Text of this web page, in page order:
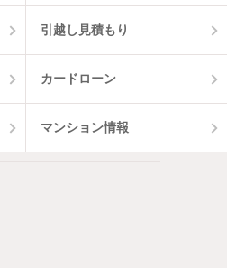
引越し見積もり
カードローン
マンション情報